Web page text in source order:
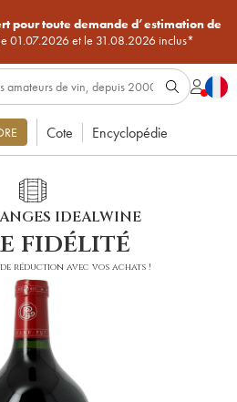
pour toute demande d’estimation de
01.07.2026 et le 31.08.2026 inclus*
Cote Encyclopédie
IDEALWINE
fidélité
de réduction avec vos achats !